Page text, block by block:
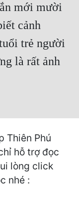
mới mười
cảnh
trẻ người
là rất ảnh
Thiên Phú
hỗ trợ đọc
lòng click
nhé :